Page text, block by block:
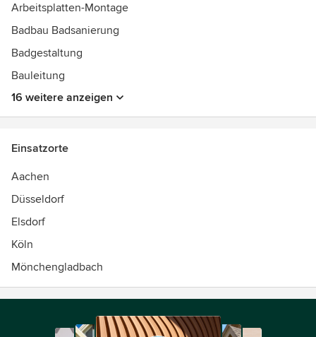
Arbeitsplatten-Montage
Badbau Badsanierung
Badgestaltung
Bauleitung
16 weitere anzeigen
Einsatzorte
Aachen
Düsseldorf
Elsdorf
Köln
Mönchengladbach